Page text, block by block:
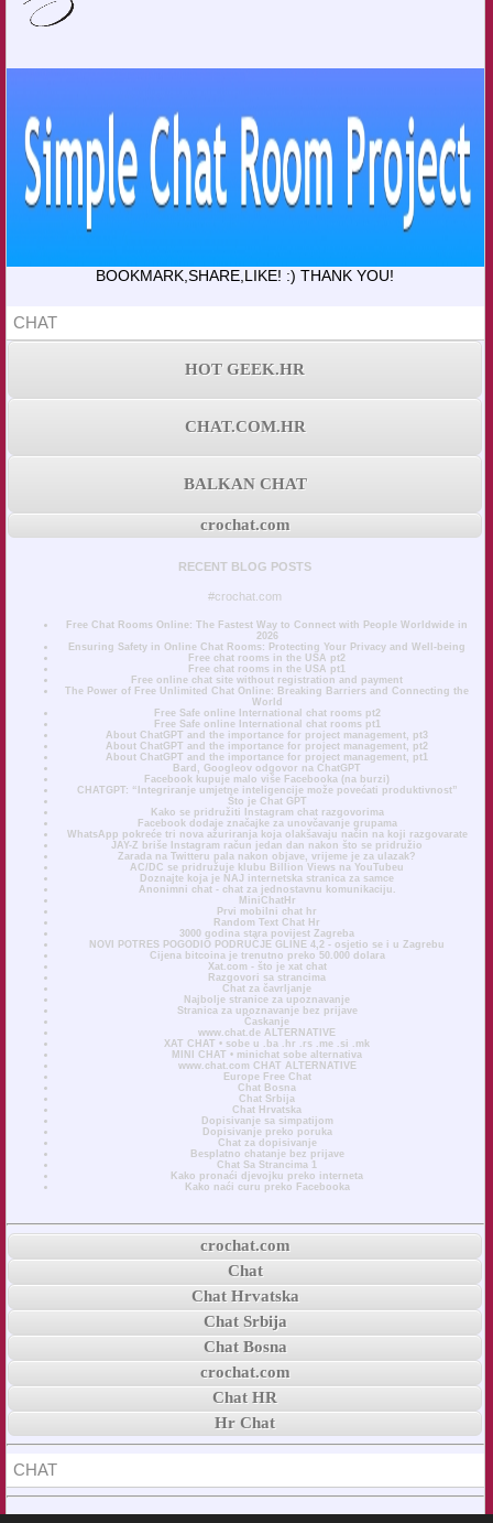
BOOKMARK,SHARE,LIKE! :) THANK YOU!
CHAT
HOT GEEK.HR
CHAT.COM.HR
BALKAN CHAT
crochat.com
RECENT BLOG POSTS
#crochat.com
Free Chat Rooms Online: The Fastest Way to Connect with People Worldwide in
2026
Ensuring Safety in Online Chat Rooms: Protecting Your Privacy and Well-being
Free chat rooms in the USA pt2
Free chat rooms in the USA pt1
Free online chat site without registration and payment
The Power of Free Unlimited Chat Online: Breaking Barriers and Connecting the
World
Free Safe online International chat rooms pt2
Free Safe online International chat rooms pt1
About ChatGPT and the importance for project management, pt3
About ChatGPT and the importance for project management, pt2
About ChatGPT and the importance for project management, pt1
Bard, Googleov odgovor na ChatGPT
Facebook kupuje malo više Facebooka (na burzi)
CHATGPT: “Integriranje umjetne inteligencije može povećati produktivnost”
Što je Chat GPT
Kako se pridružiti Instagram chat razgovorima
Facebook dodaje značajke za unovčavanje grupama
WhatsApp pokreće tri nova ažuriranja koja olakšavaju način na koji razgovarate
JAY-Z briše Instagram račun jedan dan nakon što se pridružio
Zarada na Twitteru pala nakon objave, vrijeme je za ulazak?
AC/DC se pridružuje klubu Billion Views na YouTubeu
Doznajte koja je NAJ internetska stranica za samce
Anonimni chat - chat za jednostavnu komunikaciju.
MiniChatHr
Prvi mobilni chat hr
Random Text Chat Hr
3000 godina stara povijest Zagreba
NOVI POTRES POGODIO PODRUČJE GLINE 4,2 - osjetio se i u Zagrebu
Cijena bitcoina je trenutno preko 50.000 dolara
Xat.com - što je xat chat
Razgovori sa strancima
Chat za čavrljanje
Najbolje stranice za upoznavanje
Stranica za upoznavanje bez prijave
Časkanje
www.chat.de ALTERNATIVE
XAT CHAT • sobe u .ba .hr .rs .me .si .mk
MINI CHAT • minichat sobe alternativa
www.chat.com CHAT ALTERNATIVE
Europe Free Chat
Chat Bosna
Chat Srbija
Chat Hrvatska
Dopisivanje sa simpatijom
Dopisivanje preko poruka
Chat za dopisivanje
Besplatno chatanje bez prijave
Chat Sa Strancima 1
Kako pronaći djevojku preko interneta
Kako naći curu preko Facebooka
crochat.com
Chat
Chat Hrvatska
Chat Srbija
Chat Bosna
crochat.com
Chat HR
Hr Chat
CHAT